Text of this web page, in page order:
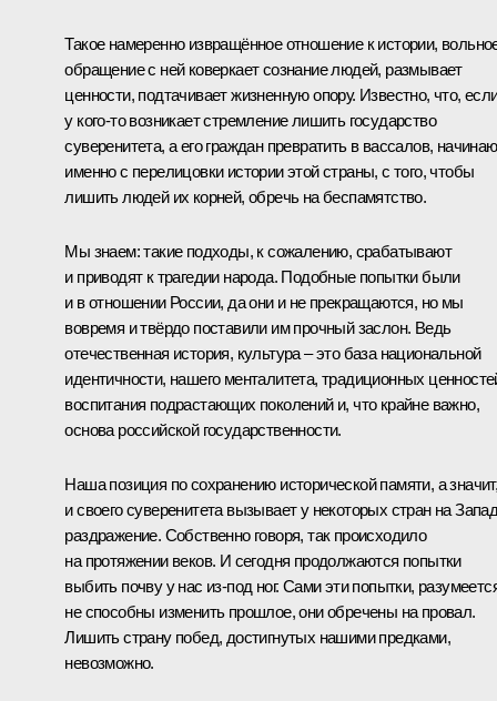
Такое намеренно извращённое отношение к истории,
обращение с ней коверкает сознание людей, размывает
ценности, подтачивает жизненную опору. Известно, что,
у кого-то возникает стремление лишить государство
суверенитета, а его граждан превратить в вассалов,
именно с перелицовки истории этой страны, с того, чтобы
лишить людей их корней, обречь на беспамятство.
Мы знаем: такие подходы, к сожалению, срабатывают
и приводят к трагедии народа. Подобные попытки были
и в отношении России, да они и не прекращаются, но мы
вовремя и твёрдо поставили им прочный заслон. Ведь
отечественная история, культура – это база национальной
идентичности, нашего менталитета, традиционных
воспитания подрастающих поколений и, что крайне важно,
основа российской государственности.
Наша позиция по сохранению исторической памяти, а
и своего суверенитета вызывает у некоторых стран на
раздражение. Собственно говоря, так происходило
на протяжении веков. И сегодня продолжаются попытки
выбить почву у нас из-под ног. Сами эти попытки,
не способны изменить прошлое, они обречены на провал.
Лишить страну побед, достигнутых нашими предками,
невозможно.